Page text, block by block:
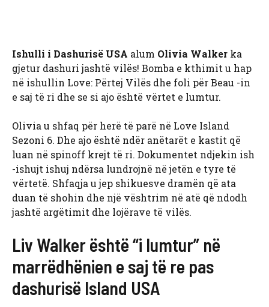
Ishulli i Dashurisë USA alum Olivia Walker ka
gjetur dashuri jashtë vilës! Bomba e kthimit u hap
në ishullin Love: Përtej Vilës dhe foli për Beau -in
e saj të ri dhe se si ajo është vërtet e lumtur.
Olivia u shfaq për herë të parë në Love Island
Sezoni 6. Dhe ajo është ndër anëtarët e kastit që
luan në spinoff krejt të ri. Dokumentet ndjekin ish
-ishujt ishuj ndërsa lundrojnë në jetën e tyre të
vërtetë. Shfaqja u jep shikuesve dramën që ata
duan të shohin dhe një vështrim në atë që ndodh
jashtë argëtimit dhe lojërave të vilës.
Liv Walker është “i lumtur” në
marrëdhënien e saj të re pas
dashurisë Island USA